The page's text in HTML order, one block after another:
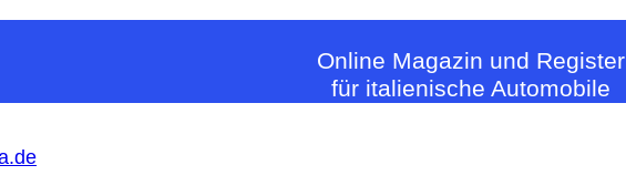
Online Magazin und Register
für italienische Automobile